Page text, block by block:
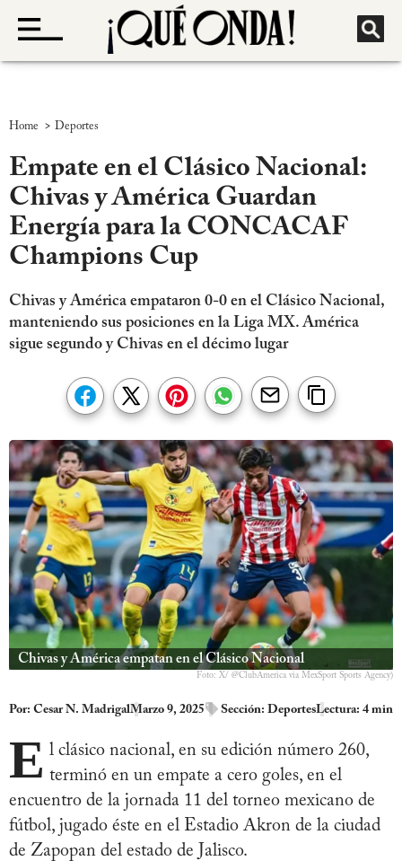
Home > Deportes
Empate en el Clásico Nacional:
Chivas y América Guardan
Energía para la CONCACAF
Champions Cup
Chivas y América empataron 0-0 en el Clásico Nacional,
manteniendo sus posiciones en la Liga MX. América
sigue segundo y Chivas en el décimo lugar
Chivas y América empatan en el Clásico Nacional
Foto: X/ @ClubAmerica via MexSport Sports Agency)
Por: Cesar N. MadrigalMarzo 9, 2025 Sección: DeportesLectura: 4 min
E l clásico nacional, en su edición número 260,
terminó en un empate a cero goles, en el
encuentro de la jornada 11 del torneo mexicano de
fútbol, jugado éste en el Estadio Akron de la ciudad
de Zapopan del estado de Jalisco.